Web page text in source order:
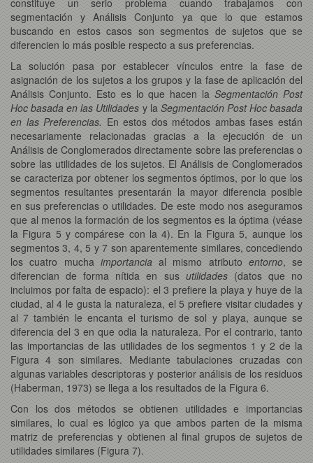
segmentación y Análisis Conjunto ya que lo que estamos
buscando en estos casos son segmentos de sujetos que se
diferencien lo más posible respecto a sus preferencias.
La solución pasa por establecer vínculos entre la fase de
asignación de los sujetos a los grupos y la fase de aplicación del
Análisis Conjunto. Esto es lo que hacen laSegmentación Post
Hoc basada en las Utilidades y la Segmentación Post Hoc basada
en las Preferencias. En estos dos métodos ambas fases están
necesariamente relacionadas gracias a la ejecución de un
Análisis de Conglomerados directamente sobre las preferencias o
sobre las utilidades de los sujetos. El Análisis de Conglomerados
se caracteriza por obtener los segmentos óptimos, por lo que los
segmentos resultantes presentarán la mayor diferencia posible
en sus preferencias o utilidades. De este modo nos aseguramos
que al menos la formación de los segmentos es la óptima (véase
la Figura 5 y compárese con la 4). En la Figura 5, aunque los
segmentos 3, 4, 5 y 7 son aparentemente similares, concediendo
los cuatro mucha importanciaal mismo atributo entorno, se
diferencian de forma nítida en sus utilidades (datos que no
incluimos por falta de espacio): el 3 prefiere la playa y huye de la
ciudad, al 4 le gusta la naturaleza, el 5 prefiere visitar ciudades y
al 7 también le encanta el turismo de sol y playa, aunque se
diferencia del 3 en que odia la naturaleza. Por el contrario, tanto
las importancias de las utilidades de los segmentos 1 y 2 de la
Figura 4 son similares. Mediante tabulaciones cruzadas con
algunas variables descriptoras y posterior análisis de los residuos
(Haberman, 1973) se llega a los resultados de la Figura 6.
Con los dos métodos se obtienen utilidades e importancias
similares, lo cual es lógico ya que ambos parten de la misma
matriz de preferencias y obtienen al final grupos de sujetos de
utilidades similares (Figura 7).